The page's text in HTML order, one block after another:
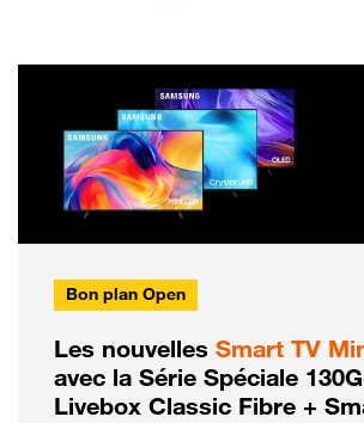
Bon plan Open
Les nouvelles Smart TV
avec la Série Spéciale
Livebox Classic Fibre +